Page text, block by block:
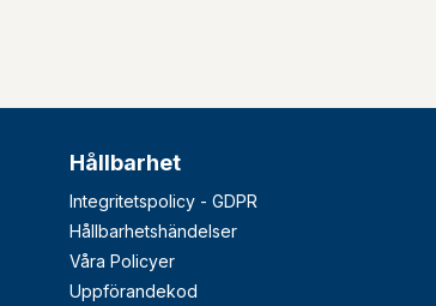
Hållbarhet
Integritetspolicy - GDPR
Hållbarhetshändelser
Våra Policyer
Uppförandekod